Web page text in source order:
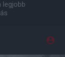
legjobb